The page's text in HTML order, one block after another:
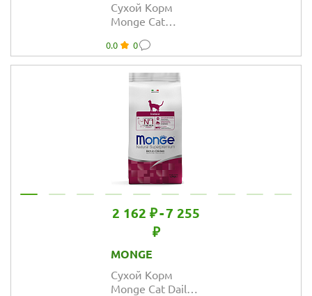
Сухой Корм
Monge Cat
Monoprotein
Sterilised
монопротеиновый
стерилизованных
кошек из
говядины
0.0 0
2 162 ₽-7 255
₽
MONGE
Сухой Корм
Monge Cat Daily